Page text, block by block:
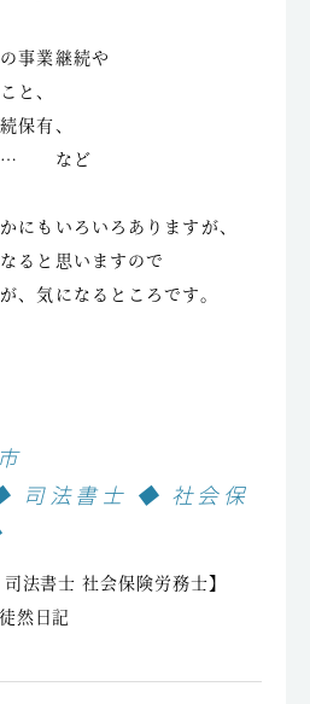
事業継続や
と、
保有、
持… など
にもいろいろありますが、
ると思いますので
、気になるところです。
司法書士 ◆ 社会保
法書士 社会保険労務士】
然日記